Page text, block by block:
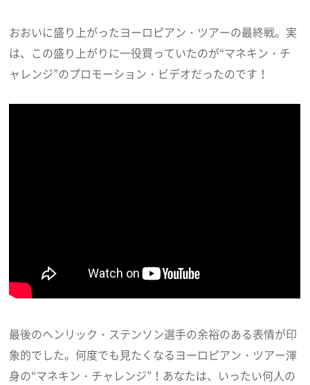
おおいに盛り上がったヨーロピアン・ツアーの最終戦。実
は、この盛り上がりに一役買っていたのが“マネキン・チ
ャレンジ”のプロモーション・ビデオだったのです！
最後のヘンリック・ステンソン選手の余裕のある表情が印
象的でした。何度でも見たくなるヨーロピアン・ツアー渾
身の“マネキン・チャレンジ”！あなたは、いったい何人の